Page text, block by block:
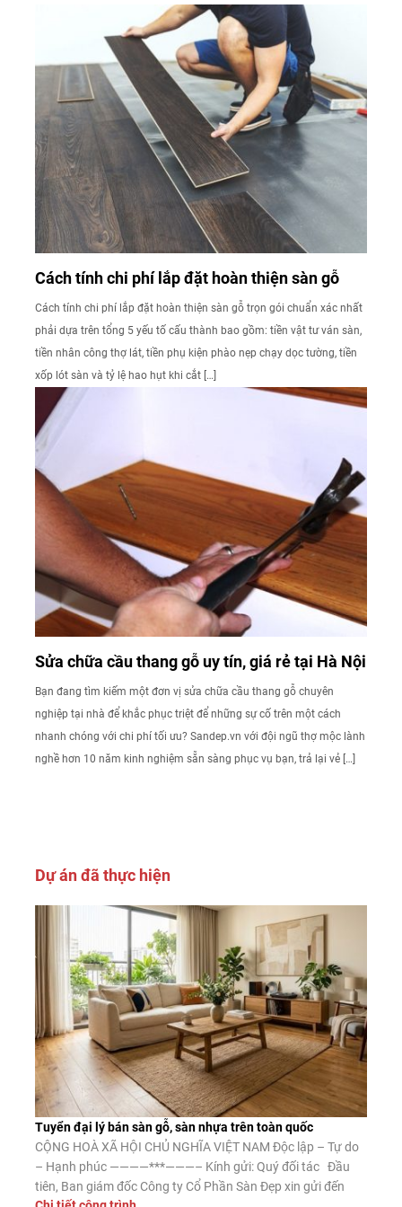
Cách tính chi phí lắp đặt hoàn thiện sàn gỗ
Cách tính chi phí lắp đặt hoàn thiện sàn gỗ trọn gói chuẩn xác nhất
phải dựa trên tổng 5 yếu tố cấu thành bao gồm: tiền vật tư ván sàn,
tiền nhân công thợ lát, tiền phụ kiện phào nẹp chạy dọc tường, tiền
xốp lót sàn và tỷ lệ hao hụt khi cắt […]
Sửa chữa cầu thang gỗ uy tín, giá rẻ tại Hà Nội
Bạn đang tìm kiếm một đơn vị sửa chữa cầu thang gỗ chuyên
nghiệp tại nhà để khắc phục triệt để những sự cố trên một cách
nhanh chóng với chi phí tối ưu? Sandep.vn với đội ngũ thợ mộc lành
nghề hơn 10 năm kinh nghiệm sẵn sàng phục vụ bạn, trả lại vẻ […]
Dự án đã thực hiện
Tuyển đại lý bán sàn gỗ, sàn nhựa trên toàn quốc
CỘNG HOÀ XÃ HỘI CHỦ NGHĨA VIỆT NAM Độc lập – Tự do
– Hạnh phúc ————***———– Kính gửi: Quý đối tác Đầu
tiên, Ban giám đốc Công ty Cổ Phần Sàn Đẹp xin gửi đến